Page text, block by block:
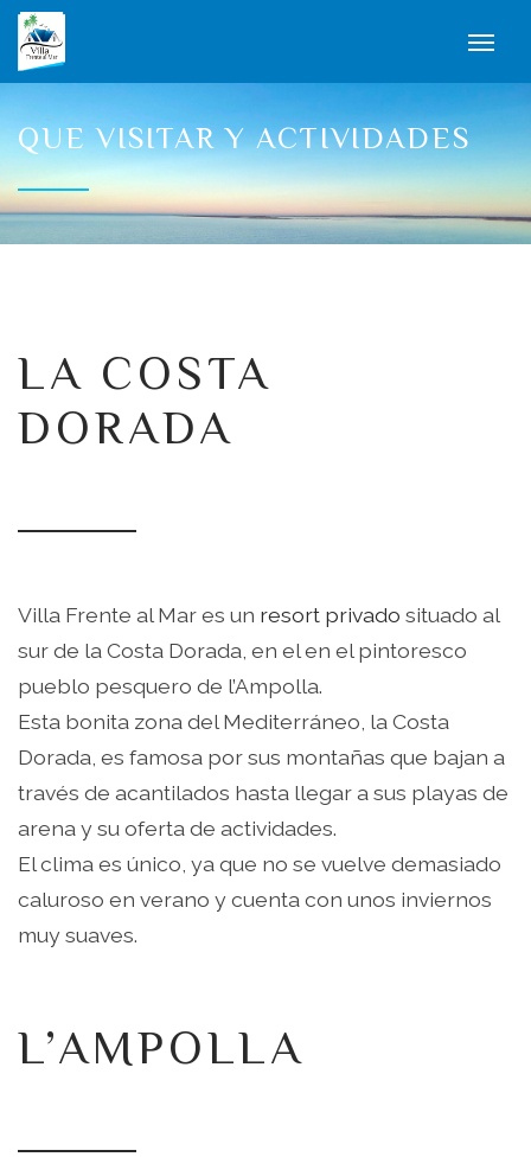
QUE VISITAR Y ACTIVIDADES
LA COSTA
DORADA
Villa Frente al Mar es un resort privado situado al
sur de la Costa Dorada, en el en el pintoresco
pueblo pesquero de l’Ampolla.
Esta bonita zona del Mediterráneo, la Costa
Dorada, es famosa por sus montañas que bajan a
través de acantilados hasta llegar a sus playas de
arena y su oferta de actividades.
El clima es único, ya que no se vuelve demasiado
caluroso en verano y cuenta con unos inviernos
muy suaves.
L’AMPOLLA